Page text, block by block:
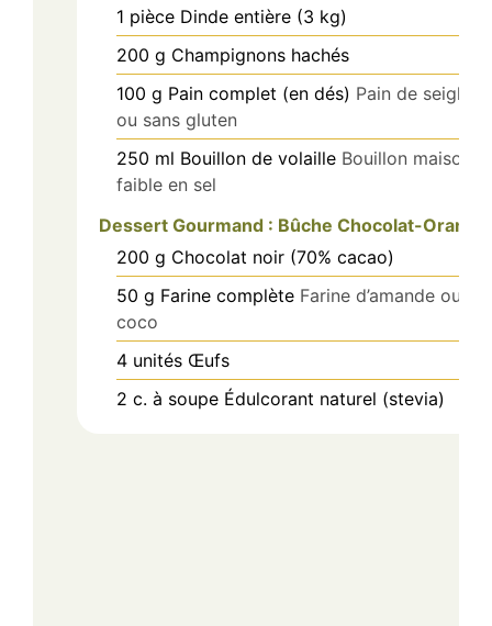
1 pièce Dinde entière (3 kg)
200 g Champignons hachés
100 g Pain complet (en dés) Pain de seigle
ou sans gluten
250 ml Bouillon de volaille Bouillon maison
faible en sel
Dessert Gourmand : Bûche Chocolat-Orange
200 g Chocolat noir (70% cacao)
50 g Farine complète Farine d’amande ou de
coco
4 unités Œufs
2 c. à soupe Édulcorant naturel (stevia)